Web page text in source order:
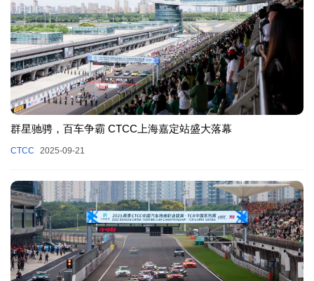
群星驰骋，百车争霸 CTCC上海嘉定站盛大落幕
CTCC 2025-09-21